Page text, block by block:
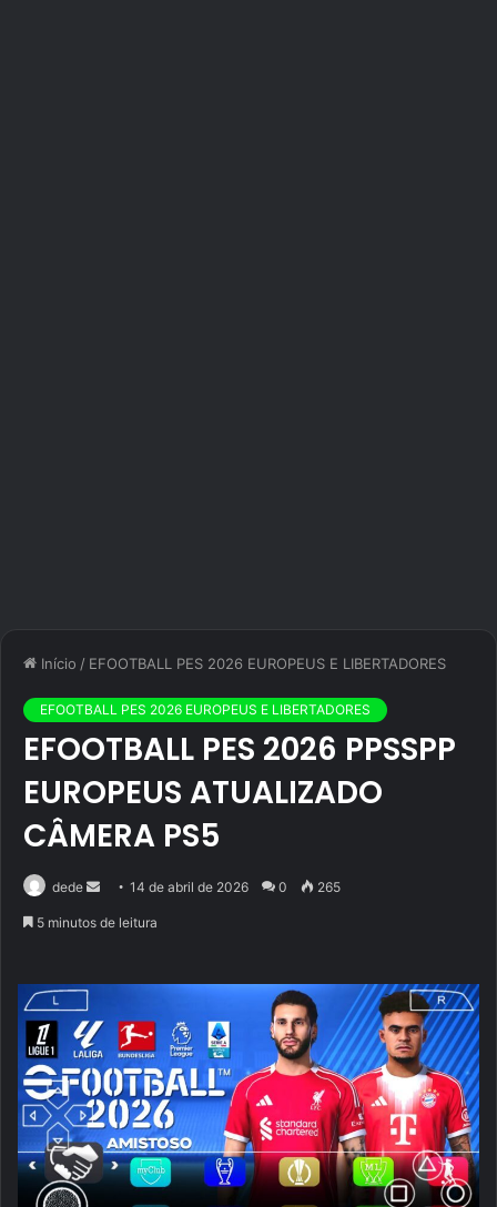
Início / EFOOTBALL PES 2026 EUROPEUS E LIBERTADORES
EFOOTBALL PES 2026 EUROPEUS E LIBERTADORES
EFOOTBALL PES 2026 PPSSPP
EUROPEUS ATUALIZADO
CÂMERA PS5
dede
Mande14 de abril de 2026 0 265
5 minutos de leitura